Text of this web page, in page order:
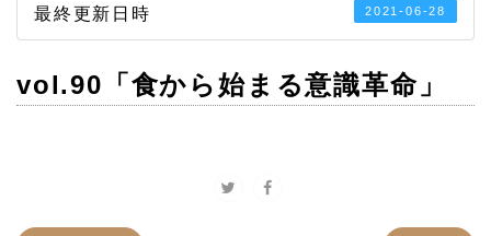
最終更新日時 2021-06-28
vol.90「食から始まる意識革命」